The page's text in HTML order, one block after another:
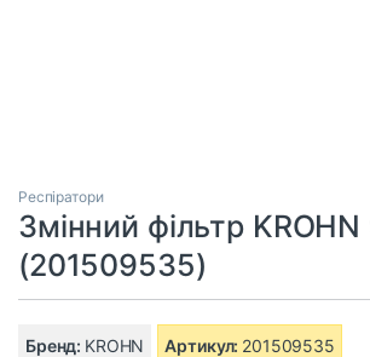
Респіратори
Змінний фільтр
(201509535)
Бренд: KROHN Артикул: 201509535